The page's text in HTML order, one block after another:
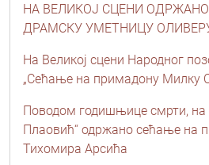
НА ВЕЛИКОЈ СЦЕНИ
ДРАМСКУ УМЕТНИЦУ
На Великој сцени Народног
„Сећање на примадону Милку
Поводом годишњице смрти, на
Плаовић“ одржано сећање на
Тихомира Арсића